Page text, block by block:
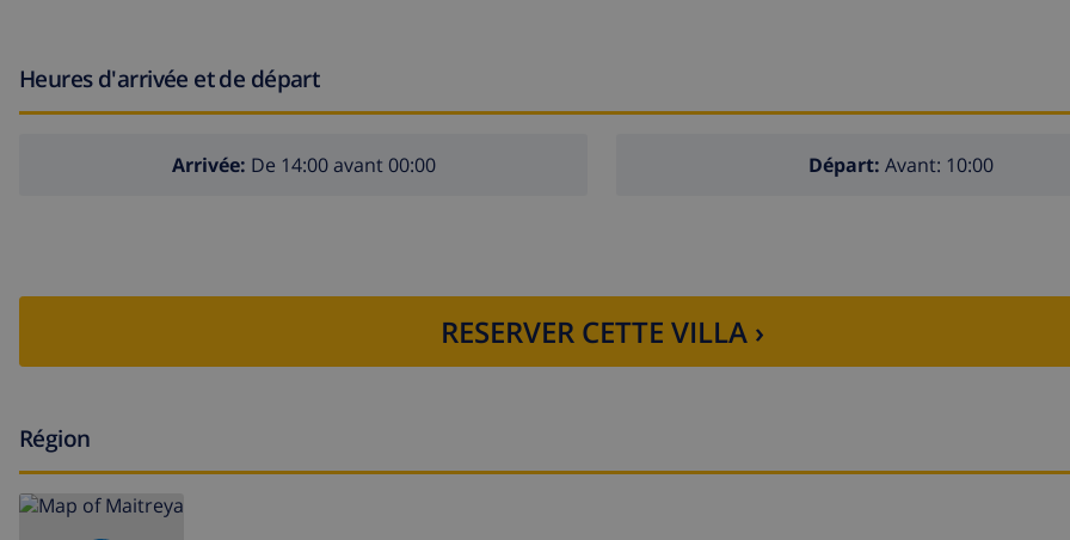
Heures d'arrivée et de départ
Arrivée: De 14:00 avant 00:00 Départ: Avant: 10:00
RESERVER CETTE VILLA ›
Région